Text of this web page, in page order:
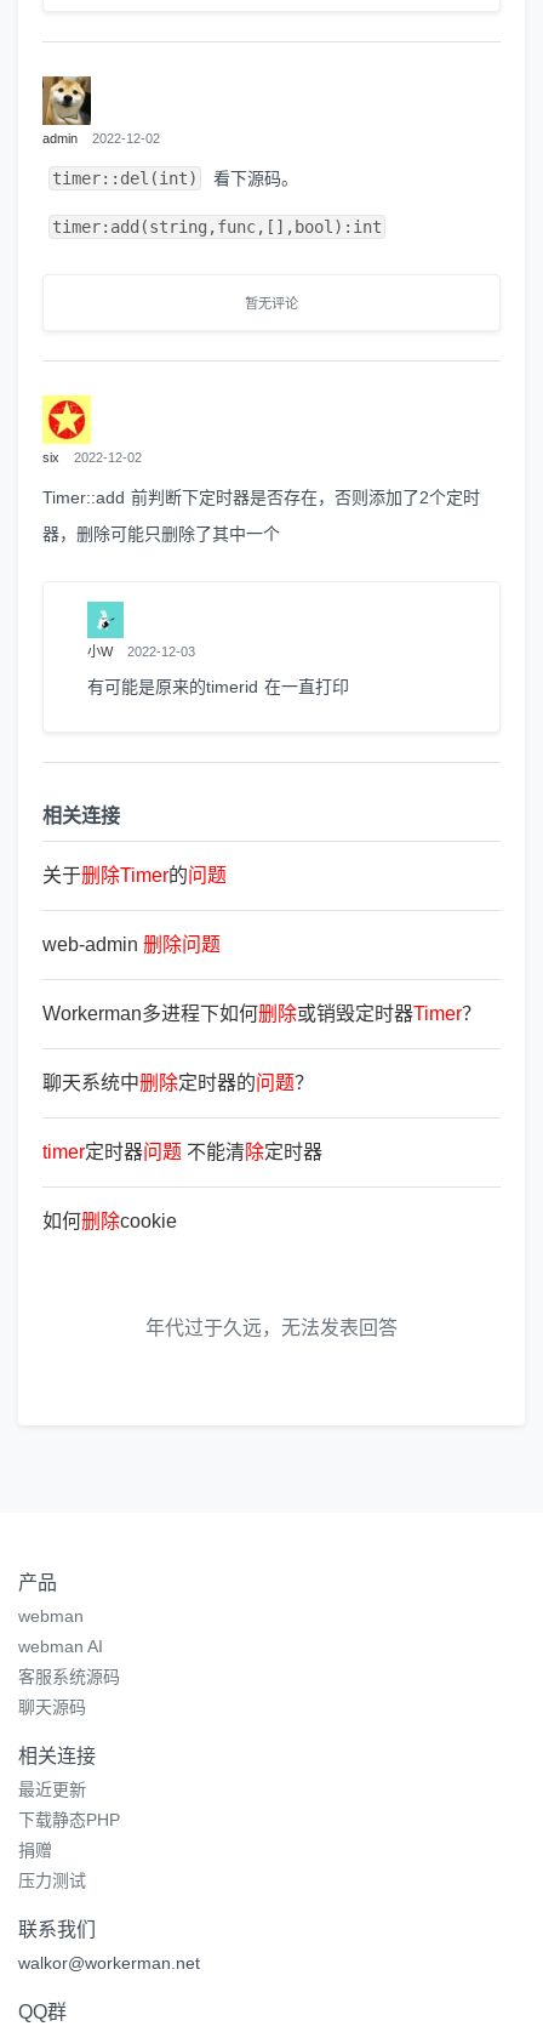
admin 2022-12-02
timer::del(int) 看下源码。
timer:add(string,func,[],bool):int
暂无评论
six 2022-12-02
Timer::add 前判断下定时器是否存在，否则添加了2个定时
器，删除可能只删除了其中一个
小W 2022-12-03
有可能是原来的timerid 在一直打印
相关连接
关于删 除Timer的问 题
web-admin 删 除问 题
Workerman多进程下如何 删 除或销毁定时器Timer？
聊天系统中删 除定时器的问 题？
timer定时器问 题 不能清除定时器
如何 删 除cookie
年代过于久远，无法发表回答
产品
webman
webman AI
客服系统源码
聊天源码
相关连接
最近更新
下载静态PHP
捐赠
压力测试
联系我们
walkor@workerman.net
QQ群